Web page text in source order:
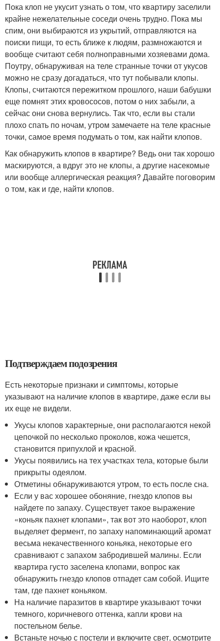
Пока клоп не укусит узнать о том, что квартиру заселили
крайне нежелательные соседи очень трудно. Пока мы
спим, они выбираются из укрытий, отправляются на
поиски пищи, то есть ближе к людям, размножаются и
вообще считают себя полноправными хозяевами дома.
Поутру, обнаруживая на теле странные точки от укусов
можно не сразу догадаться, что тут побывали клопы.
Клопы, считаются пережитком прошлого, наши бабушки
еще помнят этих кровососов, потом о них забыли, а
сейчас они снова вернулись. Так что, если вы стали
плохо спать по ночам, утром замечаете на теле красные
точки, самое время подумать о том, как найти клопов.
Как обнаружить клопов в квартире? Ведь они так хорошо
маскируются, а вдруг это не клопы, а другие насекомые
или вообще аллергическая реакция? Давайте поговорим
о том, как и где, найти клопов.
Подтверждаем подозрения
Есть некоторые признаки и симптомы, которые
указывают на наличие клопов в квартире, даже если вы
их еще не видели.
Укусы клопов характерные, они располагаются некой
цепочкой по несколько проколов, кожа чешется,
становится припухлой и красной.
Укусы появились на тех участках тела, которые были
прикрыты одеялом.
Отметины обнаруживаются утром, то есть после сна.
Если у вас хорошее обоняние, гнездо клопов вы
найдете по запаху. Существует такое выражение
«коньяк пахнет клопами», так вот это наоборот, клоп
выделяет фермент, по запаху напоминающий аромат
весьма некачественного коньяка, некоторые его
сравнивают с запахом забродившей малины. Если
квартира густо заселена клопами, вопрос как
обнаружить гнездо клопов отпадет сам собой. Ищите
там, где пахнет коньяком.
На наличие паразитов в квартире указывают точки
темного, коричневого оттенка, капли крови на
постельном белье.
Встаньте ночью с постели и включите свет, осмотрите